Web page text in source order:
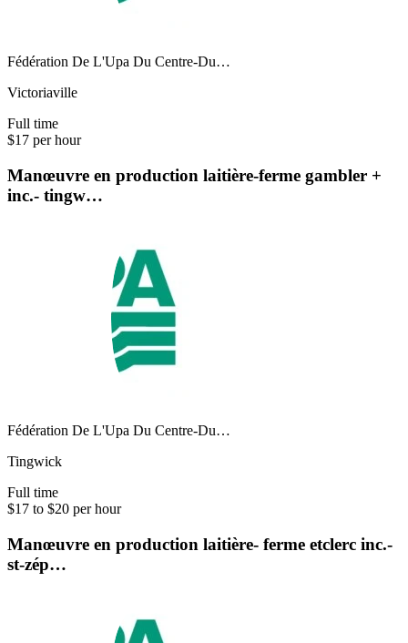
Fédération De L'Upa Du Centre-Du…
Victoriaville
Full time
$17 per hour
Manœuvre en production laitière-ferme gambler +
inc.- tingw…
Fédération De L'Upa Du Centre-Du…
Tingwick
Full time
$17 to $20 per hour
Manœuvre en production laitière- ferme etclerc inc.-
st-zép…